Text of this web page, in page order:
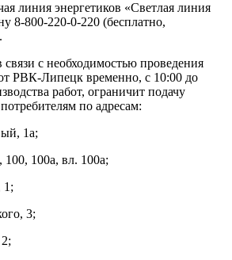
линия энергетиков «Светлая линия
8-800-220-0-220 (бесплатно,
с необходимостью проведения
РВК-Липецк временно, с 10:00 до
работ, ограничит подачу
по адресам:
1а;
100а, вл. 100а;
1;
3;